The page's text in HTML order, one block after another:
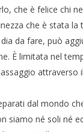
che è felice chi
che è stata la
da fare, può
È limitata nel
attraverso
dal mondo
siamo né soli né